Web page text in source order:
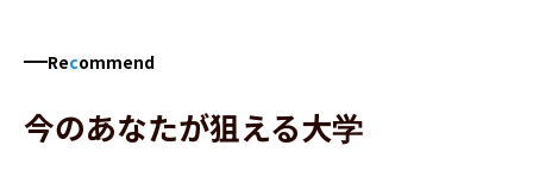
Recommend
今のあなたが狙える大学